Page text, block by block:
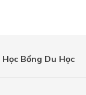
Học Bổng Du Học